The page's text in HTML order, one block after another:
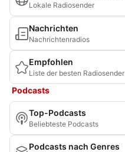
Lokale Radiosender
Nachrichten
Nachrichtenradios
Empfohlen
Liste der besten Radiosender
Podcasts
Top-Podcasts
Beliebteste Podcasts
Podcasts nach Genres